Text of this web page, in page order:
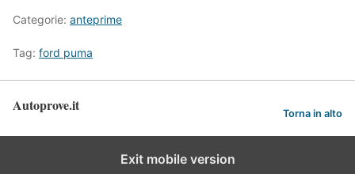
Categorie: anteprime
Tag: ford puma
Autoprove.it Torna in alto
Exit mobile version